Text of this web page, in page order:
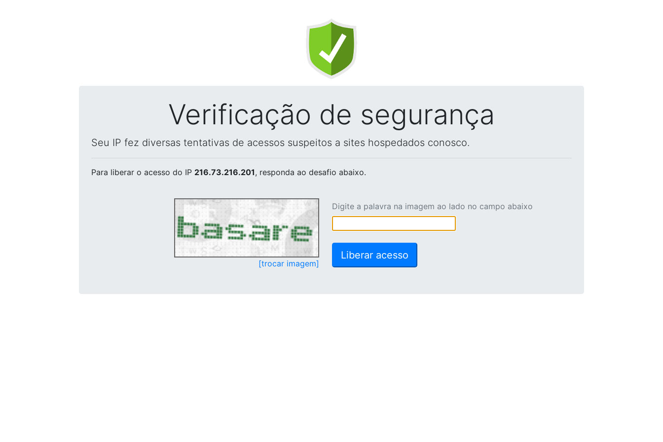
Verificação de segurança
Seu IP fez diversas tentativas de acessos suspeitos a sites hospedados conosco.
Para liberar o acesso do IP 216.73.216.201, responda ao desafio abaixo.
[trocar imagem]
Digite a palavra na imagem ao lado no campo abaixo